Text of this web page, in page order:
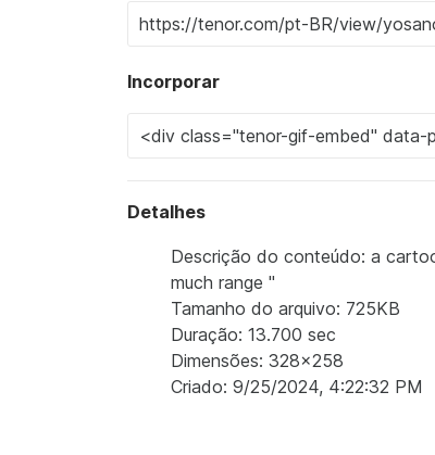
Incorporar
Detalhes
Descrição do conteúdo: a
much range "
Tamanho do arquivo: 725KB
Duração: 13.700 sec
Dimensões: 328x258
Criado: 9/25/2024, 4:22:32 PM